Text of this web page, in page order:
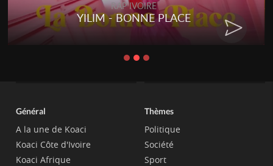
RAP IVOIRE
YILIM - BONNE PLACE
Général
A la une de Koaci
Koaci Côte d'Ivoire
Koaci Afrique
Thèmes
Politique
Société
Sport